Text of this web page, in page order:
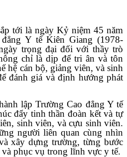
tới là ngày Kỷ niệm 45 năm
Y tế Kiên Giang (1978-
trọng đại đối với thầy trò
chỉ là dịp để tri ân và tôn
hệ cán bộ, giảng viên, và sinh
đánh giá và định hướng phát
lập Trường Cao đẳng Y tế
đẩy tinh thần đoàn kết và tự
sinh viên, và cựu sinh viên.
người liên quan cùng nhìn
xây dựng trường, từng bước
phục vụ trong lĩnh vực y tế.